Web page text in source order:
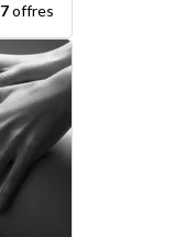
7offres